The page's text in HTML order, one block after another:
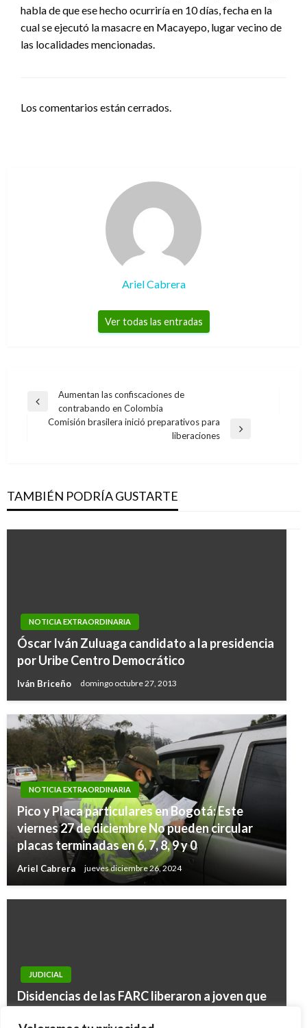
habla de que ese hecho ocurriría en 10 días, fecha en la
cual se ejecutó la masacre en Macayepo, lugar vecino de
las localidades mencionadas.
Los comentarios están cerrados.
Ariel Cabrera
Ver todas las entradas
Navegación
Entrada
anterior
Aumentan las confiscaciones de
contrabando en Colombia
Comisión brasilera inició preparativos para
liberaciones
TAMBIÉN PODRÍA GUSTARTE
NOTICIA EXTRAORDINARIA
Óscar Iván Zuluaga candidato a la presidencia
por Uribe Centro Democrático
Iván Briceño domingo octubre 27, 2013
NOTICIA EXTRAORDINARIA
Pico y Placa particulares en Bogotá: Este
viernes 27 de diciembre No pueden circular
placas terminadas en 6, 7, 8, 9 y 0
Ariel Cabrera jueves diciembre 26, 2024
JUDICIAL
Disidencias de las FARC liberaron a joven que
Tragedia del avión de Chapecoense: Los 4